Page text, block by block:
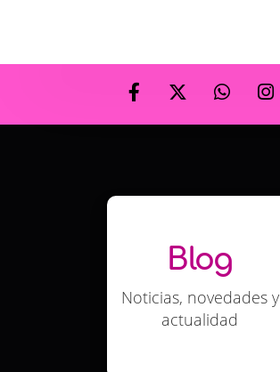
Blog
Noticias, novedades y
actualidad